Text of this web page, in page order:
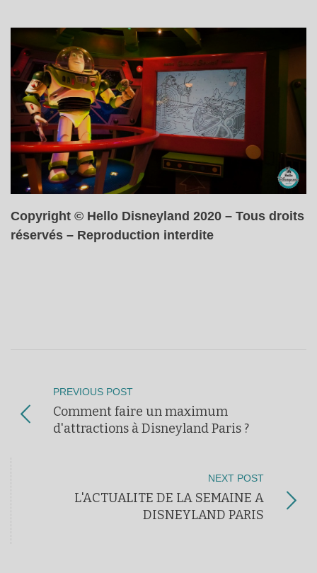
Copyright © Hello Disneyland 2020 – Tous droits
réservés – Reproduction interdite
PREVIOUS POST
Comment faire un maximum
d'attractions à Disneyland Paris ?
NEXT POST
L'ACTUALITE DE LA SEMAINE A
DISNEYLAND PARIS